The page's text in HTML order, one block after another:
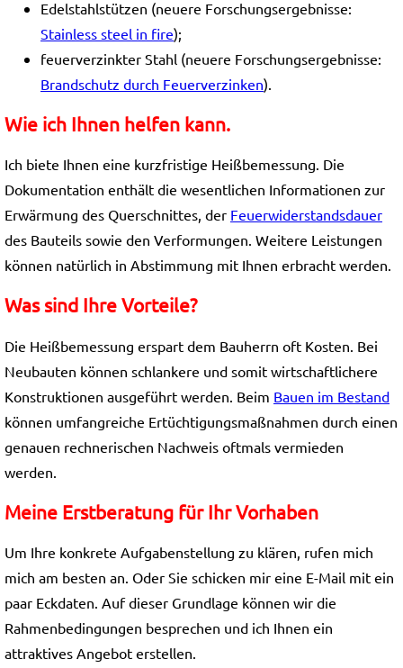
Edelstahlstützen (neuere Forschungsergebnisse:
Stainless steel in fire);
feuerverzinkter Stahl (neuere Forschungsergebnisse:
Brandschutz durch Feuerverzinken).
Wie ich Ihnen helfen kann.
Ich biete Ihnen eine kurzfristige Heißbemessung. Die
Dokumentation enthält die wesentlichen Informationen zur
Erwärmung des Querschnittes, der Feuerwiderstandsdauer
des Bauteils sowie den Verformungen. Weitere Leistungen
können natürlich in Abstimmung mit Ihnen erbracht werden.
Was sind Ihre Vorteile?
Die Heißbemessung erspart dem Bauherrn oft Kosten. Bei
Neubauten können schlankere und somit wirtschaftlichere
Konstruktionen ausgeführt werden. Beim Bauen im Bestand
können umfangreiche Ertüchtigungsmaßnahmen durch einen
genauen rechnerischen Nachweis oftmals vermieden
werden.
Meine Erstberatung für Ihr Vorhaben
Um Ihre konkrete Aufgabenstellung zu klären, rufen mich
mich am besten an. Oder Sie schicken mir eine E-Mail mit ein
paar Eckdaten. Auf dieser Grundlage können wir die
Rahmenbedingungen besprechen und ich Ihnen ein
attraktives Angebot erstellen.